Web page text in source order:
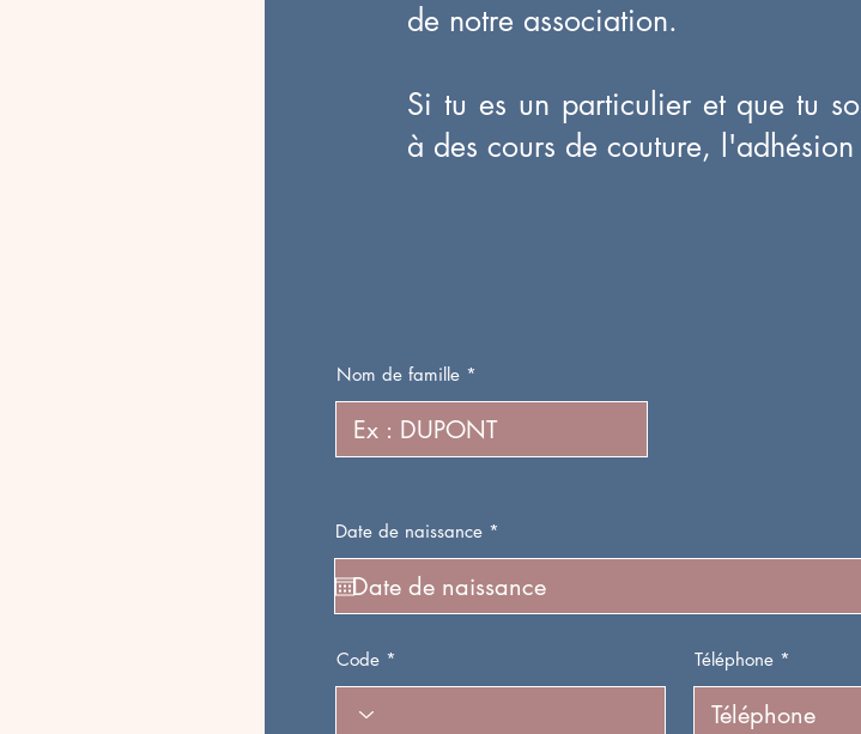
de notre association.
Si tu es un particulier et que tu
à des cours de couture,
Nom de famille
Date de naissance *
q
u
i
r
Code Téléphone